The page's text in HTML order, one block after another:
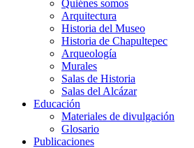
Quiénes somos
Arquitectura
Historia del Museo
Historia de Chapultepec
Arqueología
Murales
Salas de Historia
Salas del Alcázar
Educación
Materiales de divulgación
Glosario
Publicaciones